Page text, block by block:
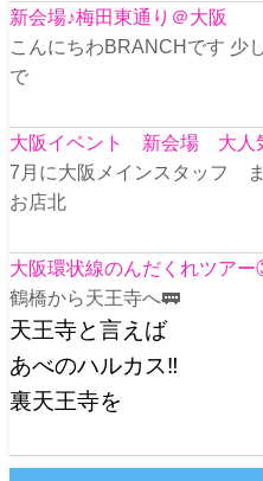
新会場♪梅田東通り＠大阪
こんにちわBRANCHです 少
で
大阪イベント 新会場 大人
7月に大阪メインスタッフ
お店北
大阪環状線のんだくれツア
鶴橋から天王寺へ🚃
天王寺と言えば
あべのハルカス‼️
裏天王寺を